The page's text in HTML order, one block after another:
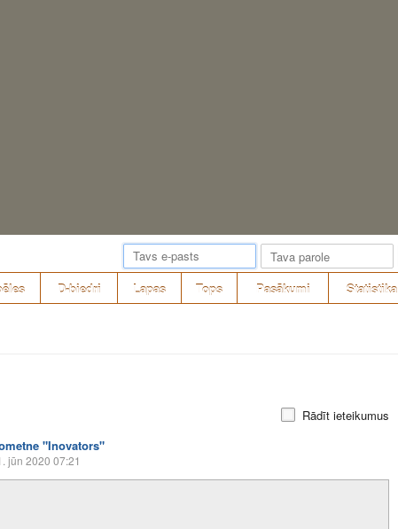
D-biedri Lapas Tops Pasākumi Statistika
Rādīt ieteikumus
"Inovators"
jūn 2020 07:21